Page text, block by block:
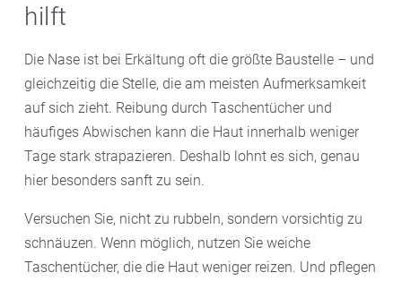
hilft
Die Nase ist bei Erkältung oft die größte Baustelle – und
gleichzeitig die Stelle, die am meisten Aufmerksamkeit
auf sich zieht. Reibung durch Taschentücher und
häufiges Abwischen kann die Haut innerhalb weniger
Tage stark strapazieren. Deshalb lohnt es sich, genau
hier besonders sanft zu sein.
Versuchen Sie, nicht zu rubbeln, sondern vorsichtig zu
schnäuzen. Wenn möglich, nutzen Sie weiche
Taschentücher, die die Haut weniger reizen. Und pflegen